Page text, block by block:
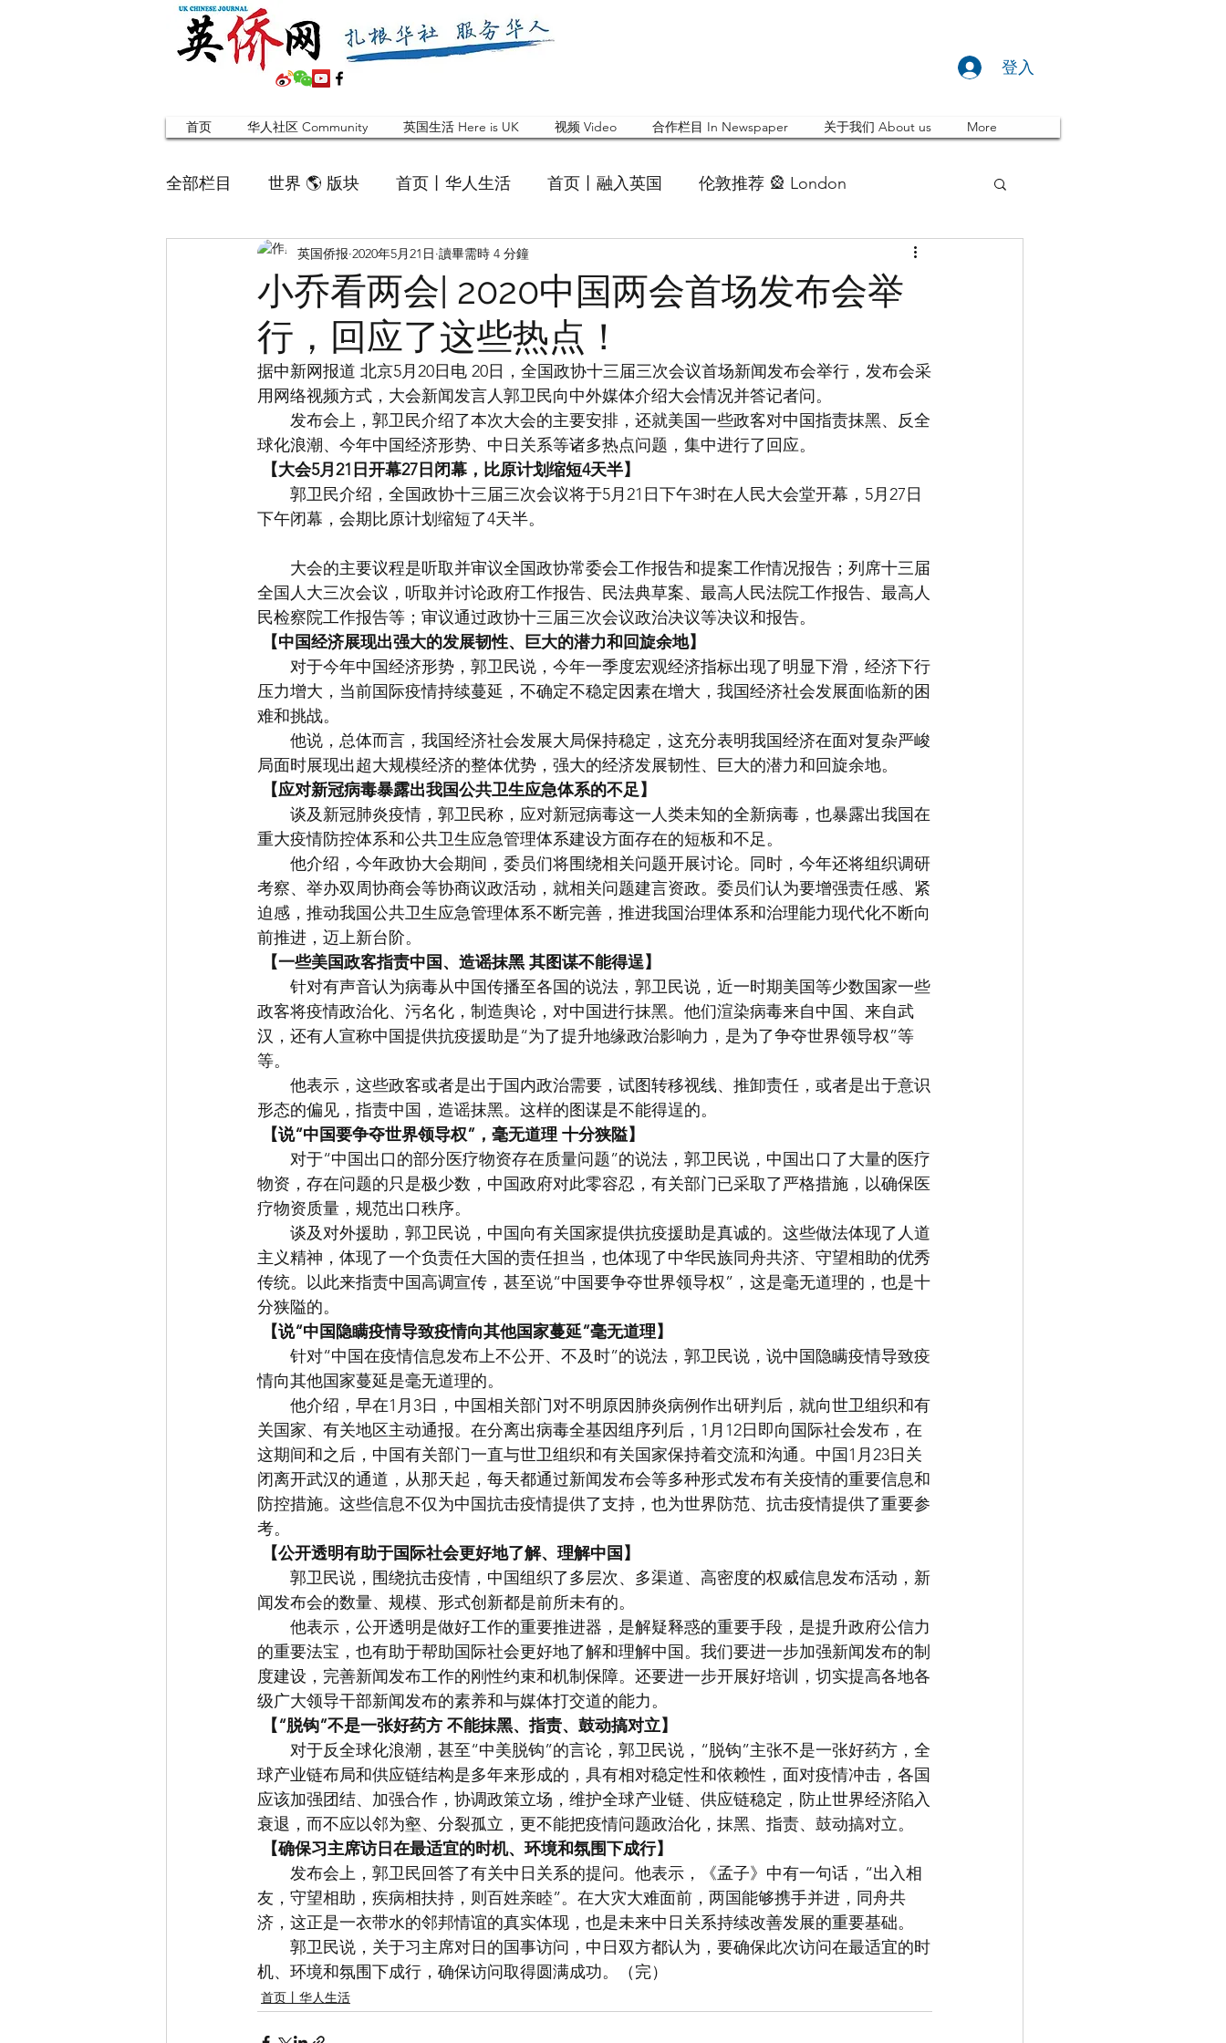
登入
首页 华人社区 Community 英国生活 Here is UK 视频 Video 合作栏目 In Newspaper 关于我们 About us More
全部栏目 世界 🌎 版块 首页丨华人生活 首页丨融入英国 伦敦推荐 🎡 London
英国脱宅指南 Time out 英国快乐肥宅指南 Cola
寻找组织 Friends 华人专题 Feature 华人人物 Chinese
合作栏目 留学生 英国白金汉大学中国校友会
小乔看两会| 2020中国两会首场发布会举
行，回应了这些热点！
英国侨报 2020年5月21日 讀畢需時 4 分鐘
据中新网报道 北京5月20日电 20日，全国政协十三届三次会议首场新闻发布会举行，发布会采
用网络视频方式，大会新闻发言人郭卫民向中外媒体介绍大会情况并答记者问。
发布会上，郭卫民介绍了本次大会的主要安排，还就美国一些政客对中国指责抹黑、反全
球化浪潮、今年中国经济形势、中日关系等诸多热点问题，集中进行了回应。
【大会5月21日开幕27日闭幕，比原计划缩短4天半】
郭卫民介绍，全国政协十三届三次会议将于5月21日下午3时在人民大会堂开幕，5月27日
下午闭幕，会期比原计划缩短了4天半。
大会的主要议程是听取并审议全国政协常委会工作报告和提案工作情况报告；列席十三届
全国人大三次会议，听取并讨论政府工作报告、民法典草案、最高人民法院工作报告、最高人
民检察院工作报告等；审议通过政协十三届三次会议政治决议等决议和报告。
【中国经济展现出强大的发展韧性、巨大的潜力和回旋余地】
对于今年中国经济形势，郭卫民说，今年一季度宏观经济指标出现了明显下滑，经济下行
压力增大，当前国际疫情持续蔓延，不确定不稳定因素在增大，我国经济社会发展面临新的困
难和挑战。
他说，总体而言，我国经济社会发展大局保持稳定，这充分表明我国经济在面对复杂严峻
局面时展现出超大规模经济的整体优势，强大的经济发展韧性、巨大的潜力和回旋余地。
【应对新冠病毒暴露出我国公共卫生应急体系的不足】
谈及新冠肺炎疫情，郭卫民称，应对新冠病毒这一人类未知的全新病毒，也暴露出我国在
重大疫情防控体系和公共卫生应急管理体系建设方面存在的短板和不足。
他介绍，今年政协大会期间，委员们将围绕相关问题开展讨论。同时，今年还将组织调研
考察、举办双周协商会等协商议政活动，就相关问题建言资政。委员们认为要增强责任感、紧
迫感，推动我国公共卫生应急管理体系不断完善，推进我国治理体系和治理能力现代化不断向
前推进，迈上新台阶。
【一些美国政客指责中国、造谣抹黑 其图谋不能得逞】
针对有声音认为病毒从中国传播至各国的说法，郭卫民说，近一时期美国等少数国家一些
政客将疫情政治化、污名化，制造舆论，对中国进行抹黑。他们渲染病毒来自中国、来自武
汉，还有人宣称中国提供抗疫援助是“为了提升地缘政治影响力，是为了争夺世界领导权”等
等。
他表示，这些政客或者是出于国内政治需要，试图转移视线、推卸责任，或者是出于意识
形态的偏见，指责中国，造谣抹黑。这样的图谋是不能得逞的。
【说“中国要争夺世界领导权”，毫无道理 十分狭隘】
对于“中国出口的部分医疗物资存在质量问题”的说法，郭卫民说，中国出口了大量的医疗
物资，存在问题的只是极少数，中国政府对此零容忍，有关部门已采取了严格措施，以确保医
疗物资质量，规范出口秩序。
谈及对外援助，郭卫民说，中国向有关国家提供抗疫援助是真诚的。这些做法体现了人道
主义精神，体现了一个负责任大国的责任担当，也体现了中华民族同舟共济、守望相助的优秀
传统。以此来指责中国高调宣传，甚至说“中国要争夺世界领导权”，这是毫无道理的，也是十
分狭隘的。
【说“中国隐瞒疫情导致疫情向其他国家蔓延”毫无道理】
针对“中国在疫情信息发布上不公开、不及时”的说法，郭卫民说，说中国隐瞒疫情导致疫
情向其他国家蔓延是毫无道理的。
他介绍，早在1月3日，中国相关部门对不明原因肺炎病例作出研判后，就向世卫组织和有
关国家、有关地区主动通报。在分离出病毒全基因组序列后，1月12日即向国际社会发布，在
这期间和之后，中国有关部门一直与世卫组织和有关国家保持着交流和沟通。中国1月23日关
闭离开武汉的通道，从那天起，每天都通过新闻发布会等多种形式发布有关疫情的重要信息和
防控措施。这些信息不仅为中国抗击疫情提供了支持，也为世界防范、抗击疫情提供了重要参
考。
【公开透明有助于国际社会更好地了解、理解中国】
郭卫民说，围绕抗击疫情，中国组织了多层次、多渠道、高密度的权威信息发布活动，新
闻发布会的数量、规模、形式创新都是前所未有的。
他表示，公开透明是做好工作的重要推进器，是解疑释惑的重要手段，是提升政府公信力
的重要法宝，也有助于帮助国际社会更好地了解和理解中国。我们要进一步加强新闻发布的制
度建设，完善新闻发布工作的刚性约束和机制保障。还要进一步开展好培训，切实提高各地各
级广大领导干部新闻发布的素养和与媒体打交道的能力。
【“脱钩”不是一张好药方 不能抹黑、指责、鼓动搞对立】
对于反全球化浪潮，甚至“中美脱钩”的言论，郭卫民说，“脱钩”主张不是一张好药方，全
球产业链布局和供应链结构是多年来形成的，具有相对稳定性和依赖性，面对疫情冲击，各国
应该加强团结、加强合作，协调政策立场，维护全球产业链、供应链稳定，防止世界经济陷入
衰退，而不应以邻为壑、分裂孤立，更不能把疫情问题政治化，抹黑、指责、鼓动搞对立。
【确保习主席访日在最适宜的时机、环境和氛围下成行】
发布会上，郭卫民回答了有关中日关系的提问。他表示，《孟子》中有一句话，“出入相
友，守望相助，疾病相扶持，则百姓亲睦”。在大灾大难面前，两国能够携手并进，同舟共
济，这正是一衣带水的邻邦情谊的真实体现，也是未来中日关系持续改善发展的重要基础。
郭卫民说，关于习主席对日的国事访问，中日双方都认为，要确保此次访问在最适宜的时
机、环境和氛围下成行，确保访问取得圆满成功。（完）
首页丨华人生活